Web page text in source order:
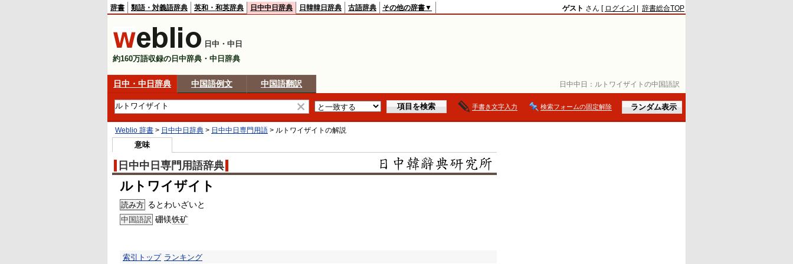
日中中日： ルトワイザイトの中国語訳
辞書 類語・対義語辞典 英和・和英辞典 日中中日辞典 日韓韓日辞典 古語辞典 その他の辞書▼ ゲスト さん [ ログイン] | 辞書総合TOP
日中・中日
約160万語収録の日中辞典・中日辞典
日中・中日辞典 中国語例文 中国語翻訳
手書き文字入力 検索フォームの固定解除
Weblio 辞書 > 日中中日辞典 > 日中中日専門用語 > ルトワイザイト の解説
意味
日中中日専門用語辞典
ルトワイザイト
読み方 るとわいざいと
中国語訳 硼镁铁矿
索引トップ ランキング